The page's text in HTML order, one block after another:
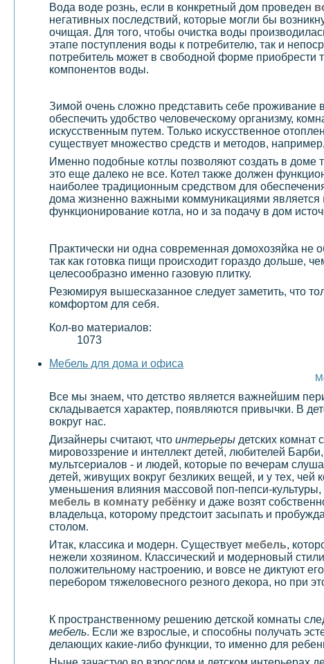
Вода воде рознь, если в конкретный дом проведен
негативных последствий, которые могли бы
очищая. Для того, чтобы очистка воды
этапе поступления воды к потребителю, так и
потребитель может в свободной форме приобрести
компонентов воды.
Зимой очень сложно представить себе проживание
обеспечить удобство человеческому организму,
искусственным путем. Только искусственное
существует множество средств и методов,
Именно подобные котлы позволяют создать в доме
это еще далеко не все. Котел также должен
наиболее традиционным средством для
дома жизненно важными коммуникациями является
функционирование котла, но и за подачу в дом
Практически ни одна современная домохозяйка не
так как готовка пищи происходит гораздо дольше,
целесообразно именно газовую плитку.
Резюмируя вышесказанное следует заметить, что
комфортом для себя.
Кол-во материалов:
1073
Мебель для дома и офиса
Все мы знаем, что детство является важнейшим
складывается характер, появляются привычки. В
вокруг нас.
Дизайнеры считают, что интерьеры детских комнат
мировоззрение и интеллект детей, любителей
мультсериалов - и людей, которые по вечерам
детей, живущих вокруг безликих вещей, и у тех,
уменьшения влияния массовой поп-пепси-
мебель в комнату ребёнку и даже возят
владельца, которому предстоит засыпать и
столом.
Итак, классика и модерн. Существует мебель,
нежели хозяином. Классический и модерновый
положительному настроению, и вовсе не диктуют
перебором тяжеловесного резного декора, но при
К пространственному решению детской комнаты
мебель. Если же взрослые, и способны получать
делающих какие-либо функции, то именно для